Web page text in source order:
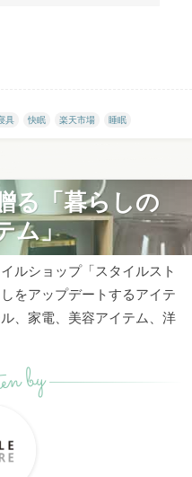
具 快眠 楽天市場 睡眠
る「暮らしの
ム」
ルショップ「スタイルスト
をアップデートするアイテ
、家電、美容アイテム、洋
by